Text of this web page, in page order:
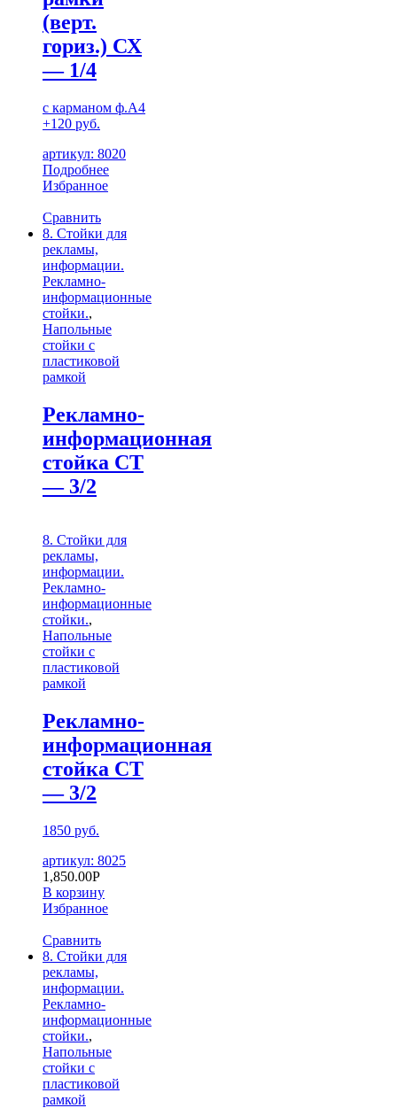
(верт.
гориз.) СХ
— 1/4
с карманом ф.А4
+120 руб.
артикул: 8020
Подробнее
Избранное
Сравнить
8. Стойки для
рекламы,
информации.
Рекламно-
информационные
стойки.,
Напольные
стойки с
пластиковой
рамкой
Рекламно-
информационная
стойка СТ
— 3/2
8. Стойки для
рекламы,
информации.
Рекламно-
информационные
стойки.,
Напольные
стойки с
пластиковой
рамкой
Рекламно-
информационная
стойка СТ
— 3/2
1850 руб.
артикул: 8025
1,850.00Р
В корзину
Избранное
Сравнить
8. Стойки для
рекламы,
информации.
Рекламно-
информационные
стойки.,
Напольные
стойки с
пластиковой
рамкой